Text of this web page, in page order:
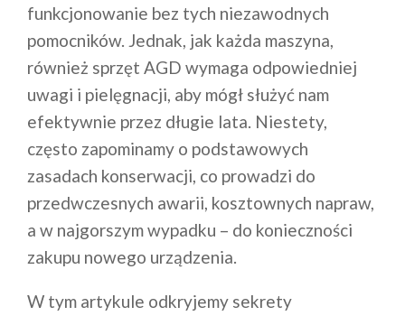
funkcjonowanie bez tych niezawodnych
pomocników. Jednak, jak każda maszyna,
również sprzęt AGD wymaga odpowiedniej
uwagi i pielęgnacji, aby mógł służyć nam
efektywnie przez długie lata. Niestety,
często zapominamy o podstawowych
zasadach konserwacji, co prowadzi do
przedwczesnych awarii, kosztownych napraw,
a w najgorszym wypadku – do konieczności
zakupu nowego urządzenia.
W tym artykule odkryjemy sekrety